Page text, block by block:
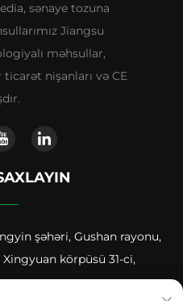
sənaye tozuna
Jiangsu
məhsullar,
nişanları və CE
şəhəri, Gushan rayonu,
körpüsü 31-ci,